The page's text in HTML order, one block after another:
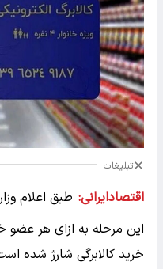
تبلیغات
اقتصادایرانی: طبق اعلام
این مرحله به ازای هر عضو
خرید کالابرگی شارژ شده